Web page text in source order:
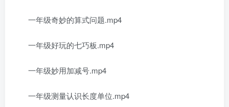
一年级奇妙的算式问题.mp4
一年级好玩的七巧板.mp4
一年级妙用加减号.mp4
一年级测量认识长度单位.mp4